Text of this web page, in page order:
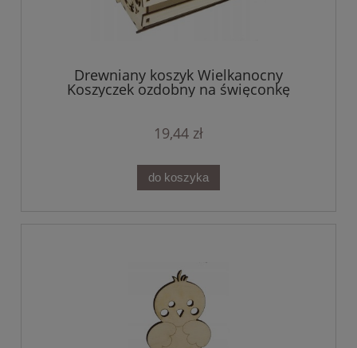
Drewniany koszyk Wielkanocny
Koszyczek ozdobny na święconkę
dekoracja
19,44 zł
do koszyka